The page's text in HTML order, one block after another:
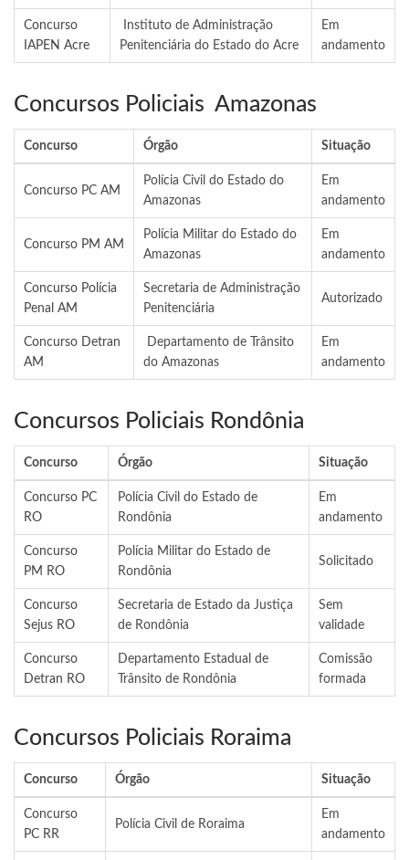
Concurso
IAPEN Acre
Instituto de Administração
Penitenciária do Estado do Acre
Em
andamento
Concursos Policiais Amazonas
Concurso Órgão Situação
Concurso PC AM
Polícia Civil do Estado do
Amazonas
Em
andamento
Concurso PM AM
Polícia Militar do Estado do
Amazonas
Em
andamento
Concurso Polícia
Penal AM
Secretaria de Administração
Penitenciária
Autorizado
Concurso Detran
AM
Departamento de Trânsito
do Amazonas
Em
andamento
Concursos Policiais Rondônia
Concurso Órgão Situação
Concurso PC
RO
Polícia Civil do Estado de
Rondônia
Em
andamento
Concurso
PM RO
Polícia Militar do Estado de
Rondônia
Solicitado
Concurso
Sejus RO
Secretaria de Estado da Justiça
de Rondônia
Sem
validade
Concurso
Detran RO
Departamento Estadual de
Trânsito de Rondônia
Comissão
formada
Concursos Policiais Roraima
Concurso Órgão Situação
Concurso
PC RR
Polícia Civil de Roraima
Em
andamento